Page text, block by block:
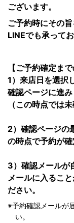
ございます。
ご予約時にその
LINEでも承ってお
【ご予約確定まで
1）来店日を選択
確認ページに進み
（この時点では未
2）確認ページの
の時点で予約が確
3）確認メールが
メールに入るこ
ださい。
※予約確認メールが
い。